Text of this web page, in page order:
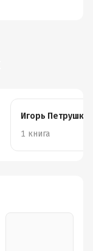
Игорь Петрушкин
1 книга